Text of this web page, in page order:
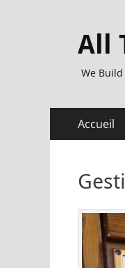
All
We
Menu
Accueil